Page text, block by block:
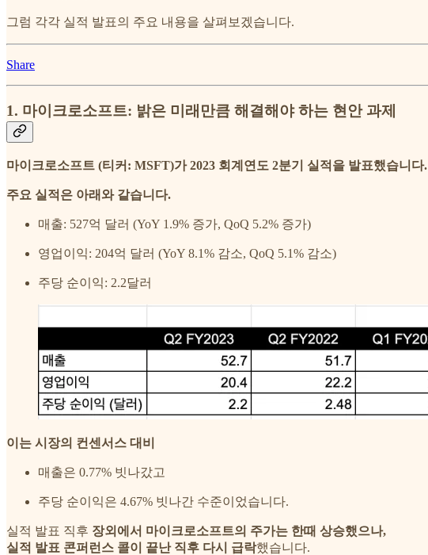
그럼 각각 실적 발표의 주요 내용을 살펴보겠습니다.
Share
1. 마이크로소프트: 밝은 미래만큼 해결해야 하는 현안 과제
마이크로소프트 (티커: MSFT)가 2023 회계연도 2분기 실적을 발표했습니다.
주요 실적은 아래와 같습니다.
매출: 527억 달러 (YoY 1.9% 증가, QoQ 5.2% 증가)
영업이익: 204억 달러 (YoY 8.1% 감소, QoQ 5.1% 감소)
주당 순이익: 2.2달러
이는 시장의 컨센서스 대비
매출은 0.77% 빗나갔고
주당 순이익은 4.67% 빗나간 수준이었습니다.
실적 발표 직후 장외에서 마이크로소프트의 주가는 한때 상승했으나,
실적 발표 콘퍼런스 콜이 끝난 직후 다시 급락했습니다.